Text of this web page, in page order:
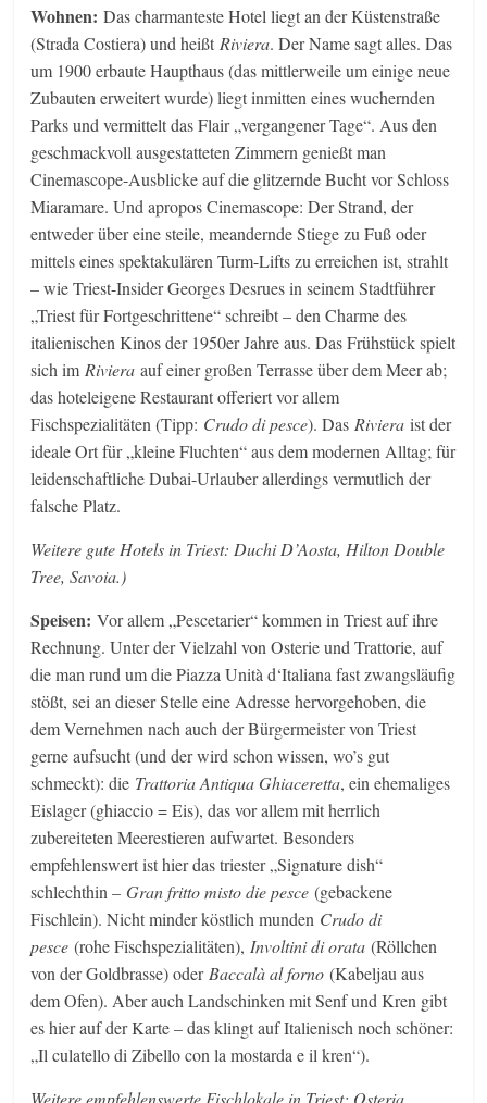
Wohnen: Das charmanteste Hotel liegt an der Küstenstraße
(Strada Costiera) und heißt Riviera. Der Name sagt alles. Das
um 1900 erbaute Haupthaus (das mittlerweile um einige neue
Zubauten erweitert wurde) liegt inmitten eines wuchernden
Parks und vermittelt das Flair „vergangener Tage“. Aus den
geschmackvoll ausgestatteten Zimmern genießt man
Cinemascope-Ausblicke auf die glitzernde Bucht vor Schloss
Miaramare. Und apropos Cinemascope: Der Strand, der
entweder über eine steile, meandernde Stiege zu Fuß oder
mittels eines spektakulären Turm-Lifts zu erreichen ist, strahlt
– wie Triest-Insider Georges Desrues in seinem Stadtführer
„Triest für Fortgeschrittene“ schreibt – den Charme des
italienischen Kinos der 1950er Jahre aus. Das Frühstück spielt
sich im Riviera auf einer großen Terrasse über dem Meer ab;
das hoteleigene Restaurant offeriert vor allem
Fischspezialitäten (Tipp: Crudo di pesce). Das Riviera ist der
ideale Ort für „kleine Fluchten“ aus dem modernen Alltag; für
leidenschaftliche Dubai-Urlauber allerdings vermutlich der
falsche Platz.
Weitere gute Hotels in Triest: Duchi D’Aosta, Hilton Double
Tree, Savoia.)
Speisen: Vor allem „Pescetarier“ kommen in Triest auf ihre
Rechnung. Unter der Vielzahl von Osterie und Trattorie, auf
die man rund um die Piazza Unità d‘Italiana fast zwangsläufig
stößt, sei an dieser Stelle eine Adresse hervorgehoben, die
dem Vernehmen nach auch der Bürgermeister von Triest
gerne aufsucht (und der wird schon wissen, wo’s gut
schmeckt): die Trattoria Antiqua Ghiaceretta, ein ehemaliges
Eislager (ghiaccio = Eis), das vor allem mit herrlich
zubereiteten Meerestieren aufwartet. Besonders
empfehlenswert ist hier das triester „Signature dish“
schlechthin –Gran fritto misto die pesce (gebackene
Fischlein). Nicht minder köstlich munden Crudo di
pesce (rohe Fischspezialitäten), Involtini di orata (Röllchen
von der Goldbrasse) oder Baccalà al forno (Kabeljau aus
dem Ofen). Aber auch Landschinken mit Senf und Kren gibt
es hier auf der Karte – das klingt auf Italienisch noch schöner:
„Il culatello di Zibello con la mostarda e il kren“).
Weitere empfehlenswerte Fischlokale in Triest: Osteria